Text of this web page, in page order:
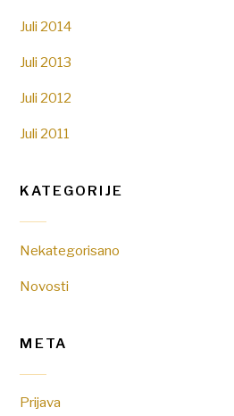
Juli 2014
Juli 2013
Juli 2012
Juli 2011
KATEGORIJE
Nekategorisano
Novosti
META
Prijava